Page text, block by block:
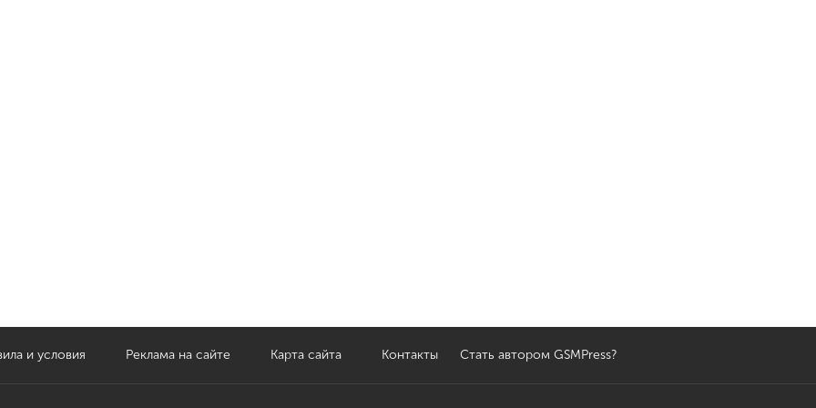
и условия Реклама на сайте Карта сайта Контакты Стать автором GSMPress?